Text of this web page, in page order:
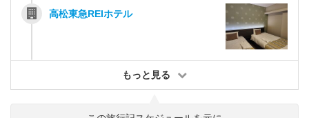
高松東急REIホテル
もっと見る